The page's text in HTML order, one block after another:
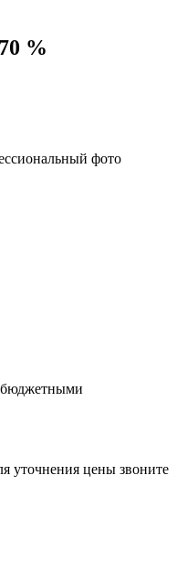
%
бюджетными
уточнения цены звоните